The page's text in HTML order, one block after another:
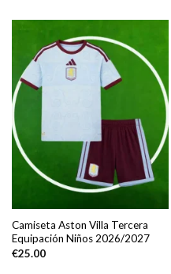
Camiseta Aston Villa Tercera
Equipación Niños 2026/2027
€25.00